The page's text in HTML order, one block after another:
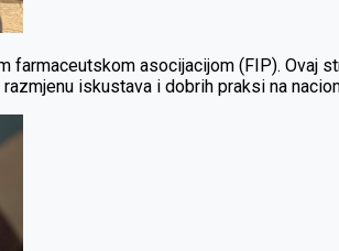
asocijacijom (FIP). Ovaj
iskustava i dobrih praksi na